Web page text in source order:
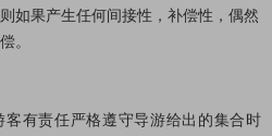
如果产生任何间接性，补偿性，偶然
。
有责任严格遵守导游给出的集合时